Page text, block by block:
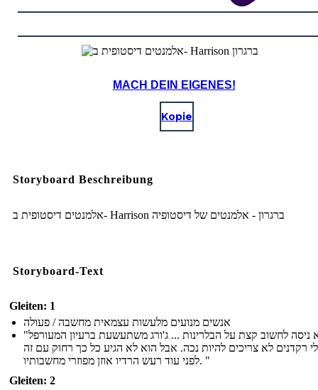
MACH DEIN EIGENES!
Kopie
Storyboard Beschreibung
אלמנטים דיסטופית ב- Harrison ברגרון - אלמנטים של דיסטופיה
Storyboard-Text
Gleiten: 1
אנשים מנועים מלעשות עצמאית מחשבה / פעולה
"הוא ניסה לחשוב קצת על הבלרינות ... ג'ורג משתעשעת ברעיון המעורפל
רקדנים לא צריכים להיות נכה. אבל הוא לא הגיע כל כך רחוק עם זה
לפני עוד רעש הרדיו אוזן מפוזרי מחשבותיו. "
Gleiten: 2